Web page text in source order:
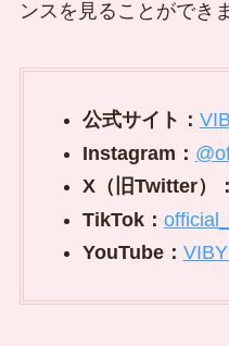
ンスを見ることができ
公式サイト：
Instagram：
X（旧Twitter）：
TikTok：
YouTube：